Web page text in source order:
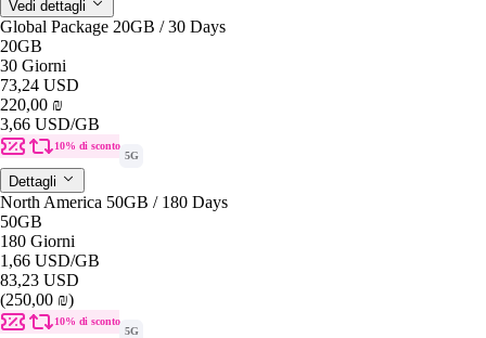
Vedi dettagli
Global Package 20GB / 30 Days
20GB
30 Giorni
73,24 USD
220,00 ₪
3,66 USD/GB
10% di sconto
5G
Dettagli
North America 50GB / 180 Days
50GB
180 Giorni
1,66 USD/GB
83,23 USD
(250,00 ₪)
10% di sconto
5G